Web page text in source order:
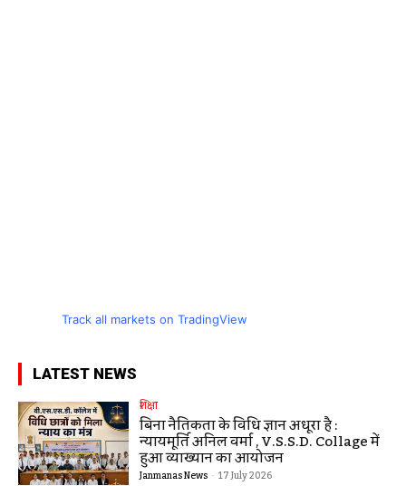
Track all markets on TradingView
LATEST NEWS
शिक्षा
बिना नैतिकता के विधि ज्ञान अधूरा है :
न्यायमूर्ति अनिल वर्मा , V.S.S.D. Collage में
हुआ व्याख्यान का आयोजन
Janmanas News - 17 July 2026